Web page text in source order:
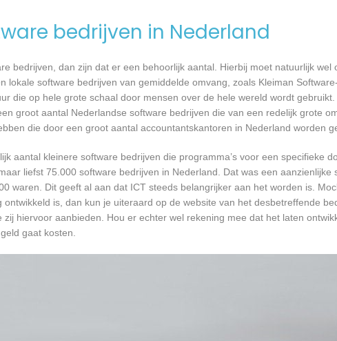
bedrijven in Nederland
bedrijven, dan zijn dat er een behoorlijk aantal. Hierbij moet natuurlijk
lokale software bedrijven van gemiddelde omvang, zoals Kleiman
die op hele grote schaal door mensen over de hele wereld wordt
groot aantal Nederlandse software bedrijven die van een redelijk grote
die door een groot aantal accountantskantoren in Nederland worden
aantal kleinere software bedrijven die programma’s voor een specifieke
liefst 75.000 software bedrijven in Nederland. Dat was een
waren. Dit geeft al aan dat ICT steeds belangrijker aan het worden is.
is, dan kun je uiteraard op de website van het desbetreffende
zij hiervoor aanbieden. Hou er echter wel rekening mee dat het laten
gaat kosten.